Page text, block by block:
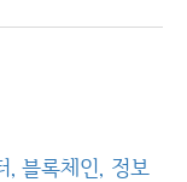
, 블록체인, 정보